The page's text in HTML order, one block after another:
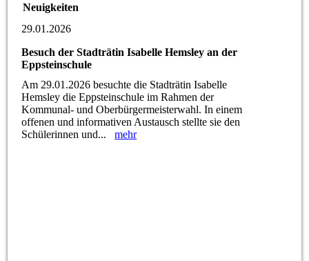
Neuigkeiten
29.01.2026
Besuch der Stadträtin Isabelle Hemsley an der
Eppsteinschule
Am 29.01.2026 besuchte die Stadträtin Isabelle
Hemsley die Eppsteinschule im Rahmen der
Kommunal- und Oberbürgermeisterwahl. In einem
offenen und informativen Austausch stellte sie den
Schülerinnen und...mehr